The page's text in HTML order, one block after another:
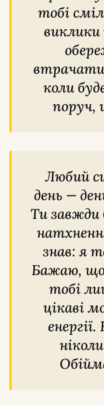
тобі
виклики
втрачати
коли
поруч,
Любий сину, сьогодні твій
день —
Ти
знав: я
Бажаю,
тобі
цікаві